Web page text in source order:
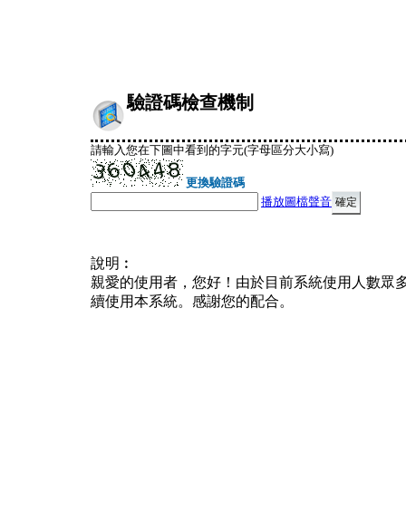
驗證碼檢查機制
請輸入您在下圖中看到的字元(字母區分大小寫)
更換驗證碼
播放圖檔聲音
說明︰
親愛的使用者，您好！由於目前系統使用人數眾
續使用本系統。感謝您的配合。